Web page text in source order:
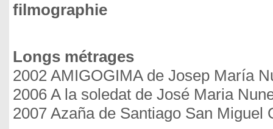
filmographie
Longs métrages
2002 AMIGOGIMA de Josep María
2006 A la soledat de José Maria
2007 Azaña de Santiago San Miguel